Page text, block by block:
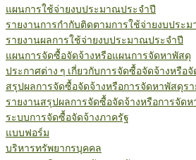
แผนการใช้จ่ายงบประมาณประจำปี
รายงานการกำกับติดตามการใช้จ่ายงบประ
รายงานผลการใช้จ่ายงบประมาณประจำปี
แผนการจัดซื้อจัดจ้างหรือแผนการจัดหาพัสดุ
ประกาศต่าง ๆ เกี่ยวกับการจัดซื้อจัดจ้างหรือ
สรุปผลการจัดซื้อจัดจ้างหรือการจัดหาพัสดุร
รายงานสรุปผลการจัดซื้อจัดจ้างหรือการจัด
ระบบการจัดซื้อจัดจ้างภาครัฐ
แบบฟอร์ม
บริหารทรัพยากรบุคคล